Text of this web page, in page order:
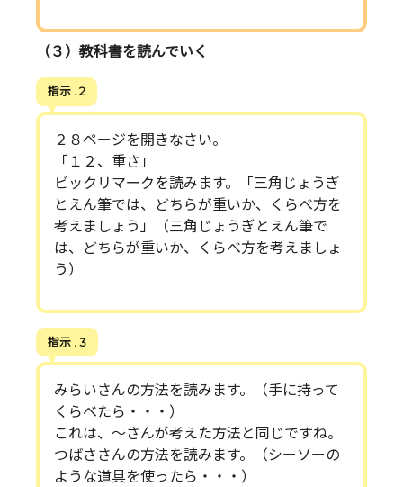
（３）教科書を読んでいく
指示 . 2
２８ページを開きなさい。
「１２、重さ」
ビックリマークを読みます。「三角じょうぎ
とえん筆では、どちらが重いか、くらべ方を
考えましょう」（三角じょうぎとえん筆で
は、どちらが重いか、くらべ方を考えましょ
う）
指示 . 3
みらいさんの方法を読みます。（手に持って
くらべたら・・・）
これは、～さんが考えた方法と同じですね。
つばささんの方法を読みます。（シーソーの
ような道具を使ったら・・・）